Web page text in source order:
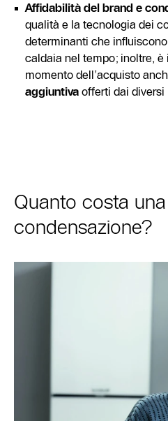
Affidabilità del brand e
qualità e la tecnologia dei
determinanti che
caldaia nel tempo; inoltre,
momento dell’acquisto
aggiuntiva offerti dai diversi
Quanto costa
condensazione?